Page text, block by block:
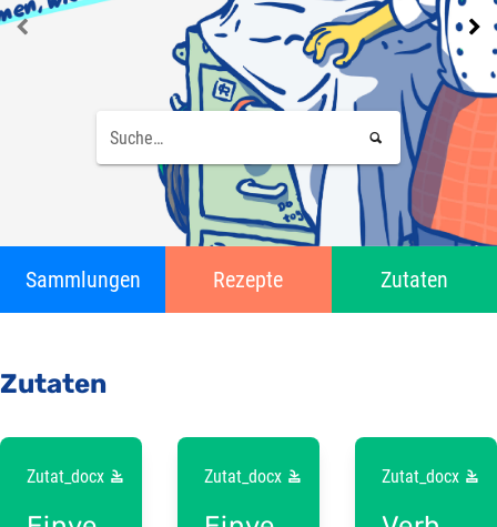
 
Suche…
Sammlungen Rezepte Zutaten
Zutaten
Zutat_docx Zutat_docx Zutat_docx